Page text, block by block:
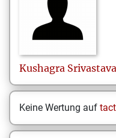
Kushagra Srivastava
Keine Wertung auf